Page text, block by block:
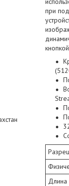
при
Длина